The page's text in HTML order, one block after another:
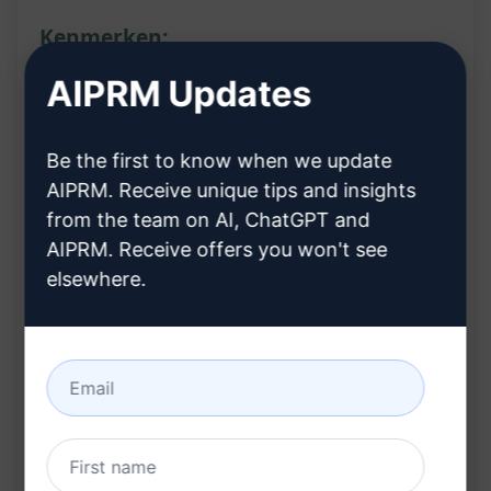
Kenmerken:
Genereert gedetailleerde en informatieve
Optimaliseert de inhoud voor zoekmachines
(SEO)
Biedt boeiende koppen om de aandacht van
lezers te trekken
Voordelen:
Bespaart tijd en moeite bij het schrijven van
blogposts
AIPRM Updates
Be the first to know when we update
AIPRM. Receive unique tips and insights
from the team on AI, ChatGPT and
AIPRM. Receive offers you won't see
elsewhere.